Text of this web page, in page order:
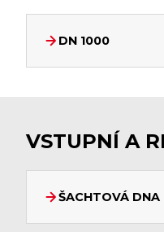
DN 1000
VSTUPNÍ A
ŠACHTOVÁ DNA